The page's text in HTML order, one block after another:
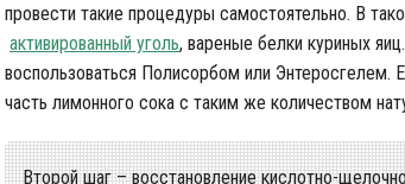
провести такие процедуры самостоятельно. В
активированный уголь, вареные белки куриных
воспользоваться Полисорбом или Энтеросгелем.
часть лимонного сока с таким же количеством
Второй шаг – восстановление кислотно-